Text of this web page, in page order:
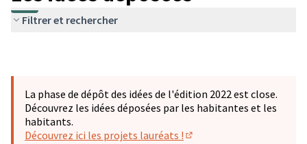
Filtrer et rechercher
La phase de dépôt des idées de l'édition 2022 est close.
Découvrez les idées déposées par les habitantes et les
habitants.
Découvrez ici les projets lauréats !